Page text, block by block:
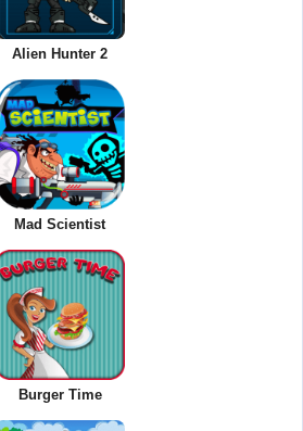
Alien Hunter 2
Mad Scientist
Burger Time